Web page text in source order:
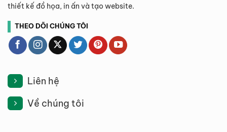
thiết kế đồ họa, in ấn và tạo website.
THEO DÕI CHÚNG TÔI
Liên hệ
Về chúng tôi